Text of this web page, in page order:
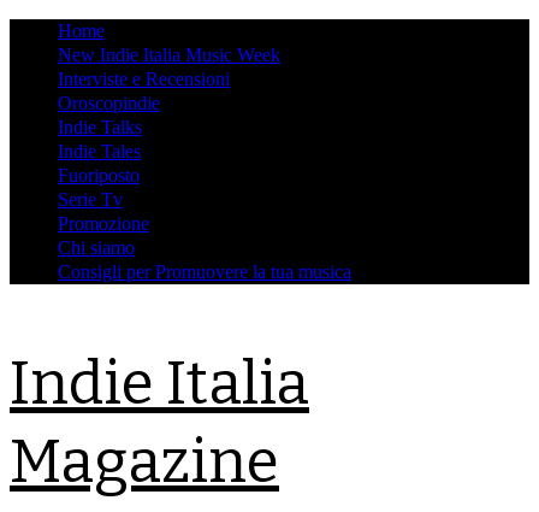
content
Home
New Indie Italia Music Week
Interviste e Recensioni
Oroscopindie
Indie Talks
Indie Tales
Fuoriposto
Serie Tv
Promozione
Chi siamo
Consigli per Promuovere la tua musica
Indie Italia
Magazine